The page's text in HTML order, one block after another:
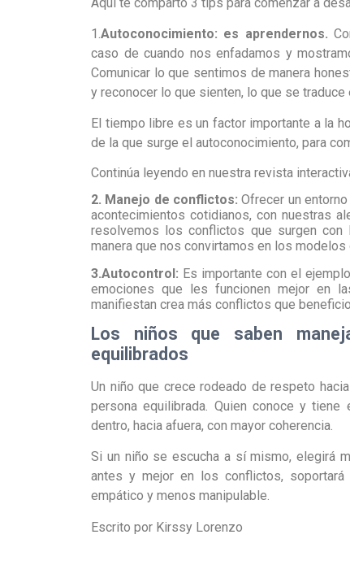
1.Autoconocimiento: es aprendernos.
caso de cuando nos enfadamos y
Comunicar lo que sentimos de manera
y reconocer lo que sienten, lo que se
El tiempo libre es un factor importante a la
de la que surge el autoconocimiento, para
Continúa leyendo en nuestra revista
2. Manejo de conflictos: Ofrecer un
acontecimientos cotidianos, con nuestras
resolvemos los conflictos que surgen
manera que nos convirtamos en los
3.Autocontrol: Es importante con el
emociones que les funcionen mejor en
manifiestan crea más conflictos que
Los niños que saben
equilibrados
Un niño que crece rodeado de respeto
persona equilibrada. Quien conoce y
dentro, hacia afuera, con mayor coherencia.
Si un niño se escucha a sí mismo, elegirá
antes y mejor en los conflictos,
empático y menos manipulable.
Escrito por Kirssy Lorenzo